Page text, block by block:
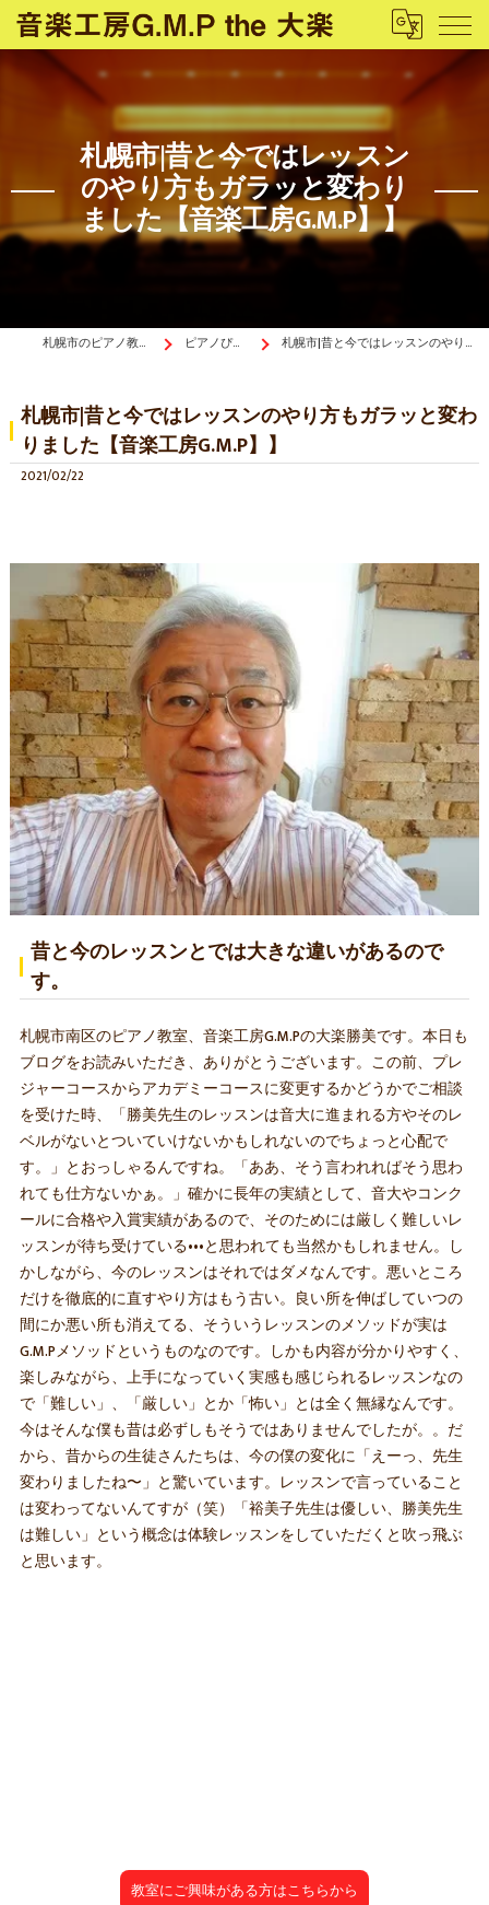
札幌市|昔と今ではレッスン
のやり方もガラッと変わり
ました【音楽工房G.M.P】】
札幌市のピアノ教室は音楽工房G.M.P the 大楽 ピアノぴあ〜の《ブログ》 札幌市|昔と今ではレッスンのやり方もガラッと変わりました【音楽工房G.M.P】】
札幌市|昔と今ではレッスンのやり方もガラッと変わ
りました【音楽工房G.M.P】】
2021/02/22
昔と今のレッスンとでは大きな違いがあるので
す。
札幌市南区のピアノ教室、音楽工房G.M.Pの大楽勝美です。本日も
ブログをお読みいただき、ありがとうございます。この前、プレ
ジャーコースからアカデミーコースに変更するかどうかでご相談
を受けた時、「勝美先生のレッスンは音大に進まれる方やそのレ
ベルがないとついていけないかもしれないのでちょっと心配で
す。」とおっしゃるんですね。「ああ、そう言われればそう思わ
れても仕方ないかぁ。」確かに長年の実績として、音大やコンク
ールに合格や入賞実績があるので、そのためには厳しく難しいレ
ッスンが待ち受けている•••と思われても当然かもしれません。し
かしながら、今のレッスンはそれではダメなんです。悪いところ
だけを徹底的に直すやり方はもう古い。良い所を伸ばしていつの
間にか悪い所も消えてる、そういうレッスンのメソッドが実は
G.M.Pメソッドというものなのです。しかも内容が分かりやすく、
楽しみながら、上手になっていく実感も感じられるレッスンなの
で「難しい」、「厳しい」とか「怖い」とは全く無縁なんです。
今はそんな僕も昔は必ずしもそうではありませんでしたが。。だ
から、昔からの生徒さんたちは、今の僕の変化に「えーっ、先生
変わりましたね〜」と驚いています。レッスンで言っていること
は変わってないんてすが（笑）「裕美子先生は優しい、勝美先生
は難しい」という概念は体験レッスンをしていただくと吹っ飛ぶ
と思います。
教室にご興味がある方はこちらから